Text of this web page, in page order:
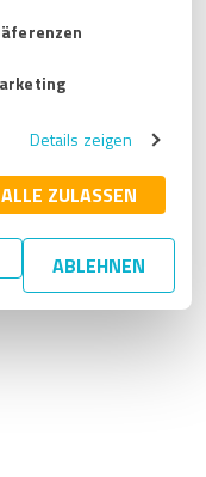
Details zeigen
ALLE ZULASSEN
ABLEHNEN